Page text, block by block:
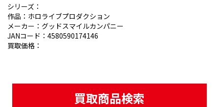
DELIVERY PURCHASE
買取お申し込み
ASSESSMENT
シリーズ：
作品：ホロライブプロダクション
メーカー：グッドスマイルカンパニー
JANコード：4580590174146
買取価格：
買取商品検索